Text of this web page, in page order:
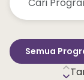
Semua